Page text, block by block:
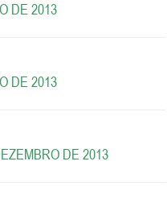
DE 2013
DE 2013
DE 2013